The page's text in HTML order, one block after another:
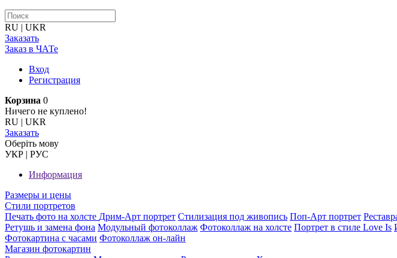
RU | UKR
Заказать
Заказ в ЧАТе
Вход
Регистрация
Корзина 0
Ничего не куплено!
RU | UKR
Заказать
Оберiть мову
УКР | РУС
Информация
Размеры и цены
Стили портретов
Печать фото на холсте Дрим-Арт портрет Стилизация под живопись Поп-Арт портрет
Ретушь и замена фона Модульный фотоколлаж Фотоколлаж на холсте Портрет в стиле Love Is
Фотокартина с часами Фотоколлаж он-лайн
Магазин фотокартин